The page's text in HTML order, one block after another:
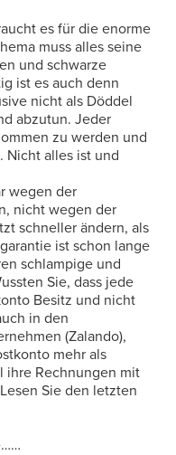
es für die enorme
muss alles seine
und schwarze
ist es auch denn
nicht als Döddel
abzutun. Jeder
zu werden und
Nicht alles ist und
wegen der
nicht wegen der
schneller ändern, als
ist schon lange
schlampige und
Sie, dass jede
Besitz und nicht
in den
(Zalando),
mehr als
ihre Rechnungen mit
Sie den letzten